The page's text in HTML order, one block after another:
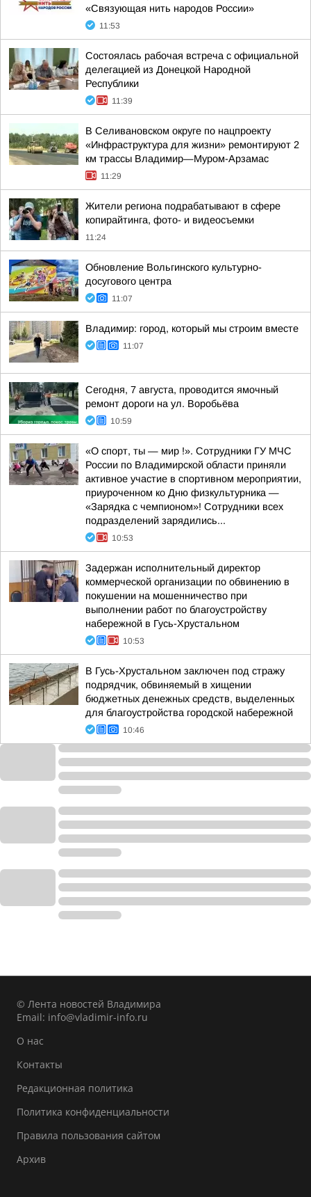
«Связующая нить народов России»
11:53
Состоялась рабочая встреча с официальной
делегацией из Донецкой Народной
Республики
11:39
В Селивановском округе по нацпроекту
«Инфраструктура для жизни» ремонтируют 2
км трассы Владимир—Муром-Арзамас
11:29
Жители региона подрабатывают в сфере
копирайтинга, фото- и видеосъемки
11:24
Обновление Вольгинского культурно-
досугового центра
11:07
Владимир: город, который мы строим вместе
11:07
Сегодня, 7 августа, проводится ямочный
ремонт дороги на ул. Воробьёва
10:59
«О спорт, ты — мир !». Сотрудники ГУ МЧС
России по Владимирской области приняли
активное участие в спортивном мероприятии,
приуроченном ко Дню физкультурника —
«Зарядка с чемпионом»! Сотрудники всех
подразделений зарядились...
10:53
Задержан исполнительный директор
коммерческой организации по обвинению в
покушении на мошенничество при
выполнении работ по благоустройству
набережной в Гусь-Хрустальном
10:53
В Гусь-Хрустальном заключен под стражу
подрядчик, обвиняемый в хищении
бюджетных денежных средств, выделенных
для благоустройства городской набережной
10:46
© Лента новостей Владимира
Email: info@vladimir-info.ru
О нас
Контакты
Редакционная политика
Политика конфиденциальности
Правила пользования сайтом
Архив